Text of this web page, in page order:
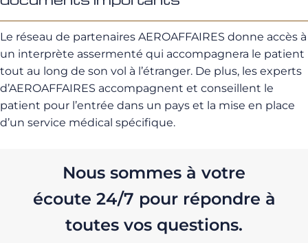
Le réseau de partenaires AEROAFFAIRES donne accès à
un interprète assermenté qui accompagnera le patient
tout au long de son vol à l’étranger. De plus, les experts
d’AEROAFFAIRES accompagnent et conseillent le
patient pour l’entrée dans un pays et la mise en place
d’un service médical spécifique.
Nous sommes à votre
écoute 24/7 pour répondre à
toutes vos questions.